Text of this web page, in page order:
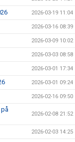
2026-03-19 11:04
2026-03-16 08:39
2026-03-09 10:02
2026-03-03 08:58
2026-03-01 17:34
2026-03-01 09:24
2026-02-16 09:50
på
2026-02-08 21:52
2026-02-03 14:25